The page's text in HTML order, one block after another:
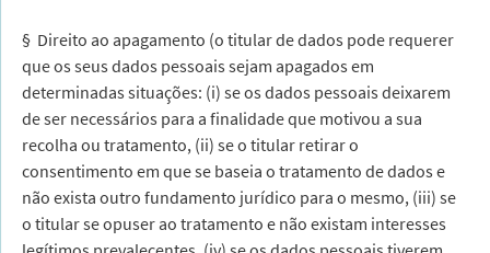
§ Direito ao apagamento (o titular de dados pode requerer
que os seus dados pessoais sejam apagados em
determinadas situações: (i) se os dados pessoais deixarem
de ser necessários para a finalidade que motivou a sua
recolha ou tratamento, (ii) se o titular retirar o
consentimento em que se baseia o tratamento de dados e
não exista outro fundamento jurídico para o mesmo, (iii) se
o titular se opuser ao tratamento e não existam interesses